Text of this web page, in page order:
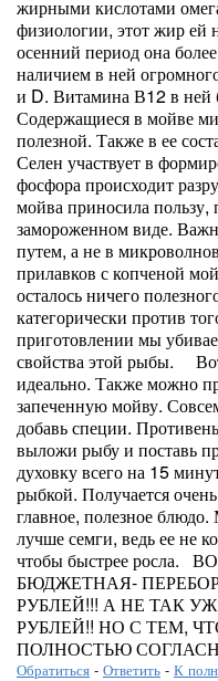
жирными кислотами
физиологии, этот жир ей
осенний период она
наличием в ней
и D. Витамина В12 в ней
Содержащиеся в мойве
полезной. Также в ее
Селен участвует в
фосфора происходит
мойва приносила
замороженном виде.
путем, а не в
прилавков с копченой
осталось ничего
категорически против
приготовлении мы
свойства этой рыбы.
идеально. Также можно
запеченную мойву.
добавь специи.
выложи рыбу и поставь
духовку всего на 15
рыбкой. Получается
главное, полезное
лучше семги, ведь ее не
чтобы быстрее
БЮДЖЕТНАЯ-
РУБЛЕЙ!!! А НЕ ТАК
РУБЛЕЙ!! НО С ТЕМ,
ПОЛНОСТЬЮ
Обратиться - Ответить - К